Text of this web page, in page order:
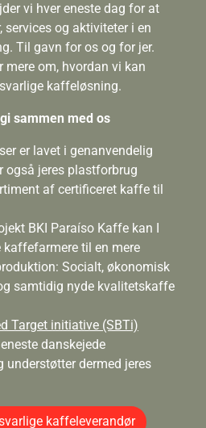
vi hver eneste dag for at
og aktiviteter i en
Til gavn for os og for jer.
mere om, hvordan vi kan
kaffeløsning.
sammen med os
er lavet i genanvendelig
jeres plastforbrug
af certificeret kaffe til
BKI Paraíso Kaffe kan I
til en mere
Socialt, økonomisk
samtidig nyde kvalitetskaffe
Target initiative (SBTi)
danskejede
understøtter dermed jeres
kaffeleverandør